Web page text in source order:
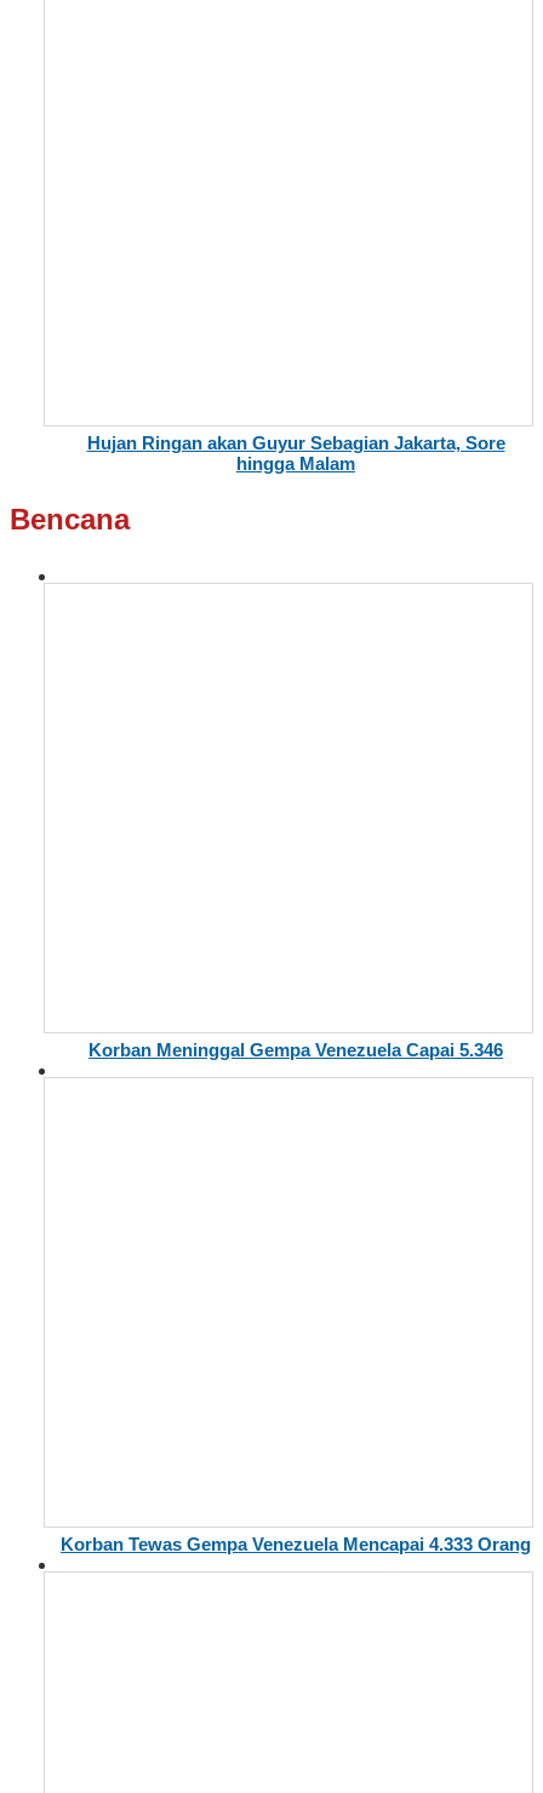
Hujan Ringan akan Guyur Sebagian Jakarta, Sore
hingga Malam
Bencana
Korban Meninggal Gempa Venezuela Capai 5.346
Korban Tewas Gempa Venezuela Mencapai 4.333 Orang